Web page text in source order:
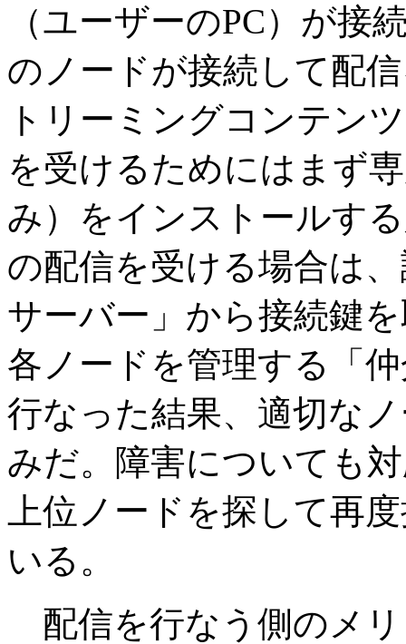
（ユーザーのPC）が接
のノードが接続して配
トリーミングコンテン
を受けるためにはまず
み）をインストールす
の配信を受ける場合は
サーバー」から接続鍵
各ノードを管理する「
行なった結果、適切な
みだ。障害についても
上位ノードを探して再
いる。
配信を行なう側のメ